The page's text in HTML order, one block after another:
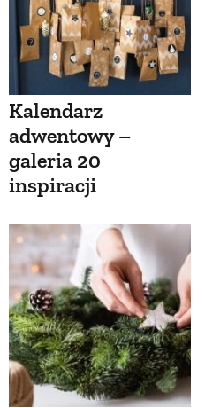
Kalendarz
adwentowy –
galeria 20
inspiracji